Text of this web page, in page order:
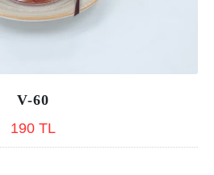
V-60
190 TL